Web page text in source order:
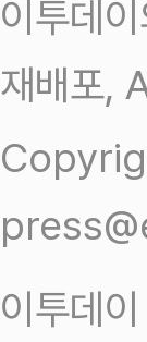
이투데
재배포,
이투데